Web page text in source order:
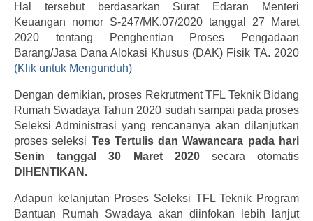
Hal tersebut berdasarkan Surat Edaran Menteri
Keuangan nomor S-247/MK.07/2020 tanggal 27 Maret
2020 tentang Penghentian Proses Pengadaan
Barang/Jasa Dana Alokasi Khusus (DAK) Fisik TA. 2020
(Klik untuk Mengunduh)
Dengan demikian, proses Rekrutment TFL Teknik Bidang
Rumah Swadaya Tahun 2020 sudah sampai pada proses
Seleksi Administrasi yang rencananya akan dilanjutkan
proses seleksi Tes Tertulis dan Wawancara pada hari
Senin tanggal 30 Maret 2020secara otomatis
DIHENTIKAN.
Adapun kelanjutan Proses Seleksi TFL Teknik Program
Bantuan Rumah Swadaya akan diinfokan lebih lanjut